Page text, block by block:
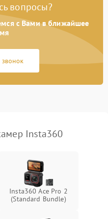
₽
Подробнее →
₽
1000 ₽ Подробнее →
вопросы?
с Вами в ближайшее
звонок
Insta360
Insta360 Ace Pro 2
(Standard Bundle)